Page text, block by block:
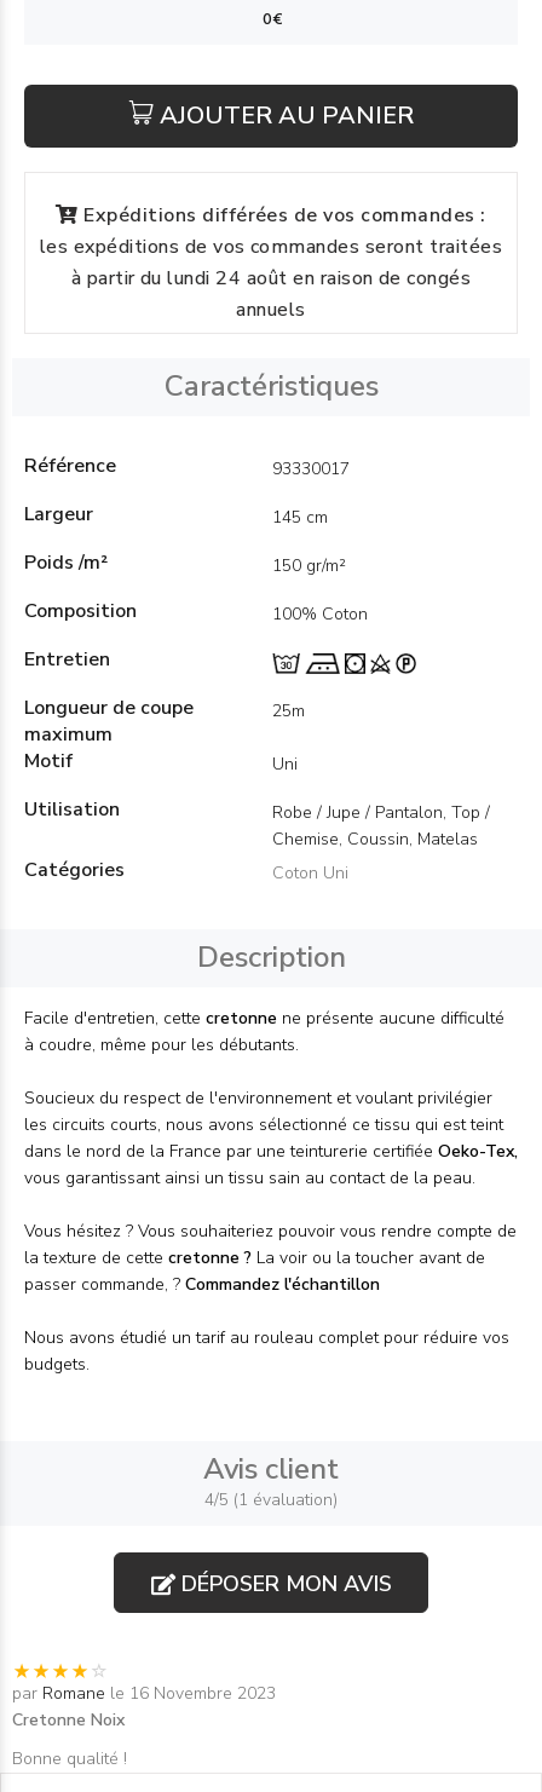
AJOUTER AU PANIER
Expéditions différées de vos commandes :
les expéditions de vos commandes seront traitées
à partir du lundi 24 août en raison de congés
annuels
Caractéristiques
Référence 93330017
Largeur 145 cm
Poids /m² 150 gr/m²
Composition 100% Coton
Entretien
Longueur de coupe
maximum
25m
Motif Uni
Utilisation
Robe / Jupe / Pantalon, Top /
Chemise, Coussin, Matelas
Catégories Coton Uni
Description
Facile d'entretien, cette cretonne ne présente aucune difficulté
à coudre, même pour les débutants.
Soucieux du respect de l'environnement et voulant privilégier
les circuits courts, nous avons sélectionné ce tissu qui est teint
dans le nord de la France par une teinturerie certifiée Oeko-Tex,
vous garantissant ainsi un tissu sain au contact de la peau.
Vous hésitez ? Vous souhaiteriez pouvoir vous rendre compte de
la texture de cette cretonne ? La voir ou la toucher avant de
passer commande, ? Commandez l'échantillon
Nous avons étudié un tarif au rouleau complet pour réduire vos
budgets.
Avis client
4/5 (1 évaluation)
DÉPOSER MON AVIS
par Romane le 16 Novembre 2023
Cretonne Noix
Bonne qualité !